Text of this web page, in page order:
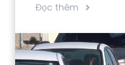
Đọc thêm